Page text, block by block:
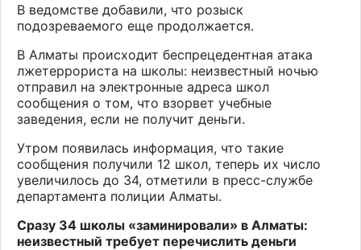
В ведомстве добавили, что розыск
подозреваемого еще продолжается.
В Алматы происходит беспрецедентная атака
лжетеррориста на школы: неизвестный ночью
отправил на электронные адреса школ
сообщения о том, что взорвет учебные
заведения, если не получит деньги.
Утром появилась информация, что такие
сообщения получили 12 школ, теперь их число
увеличилось до 34, отметили в пресс-службе
департамента полиции Алматы.
Сразу 34 школы «заминировали» в Алматы:
неизвестный требует перечислить деньги